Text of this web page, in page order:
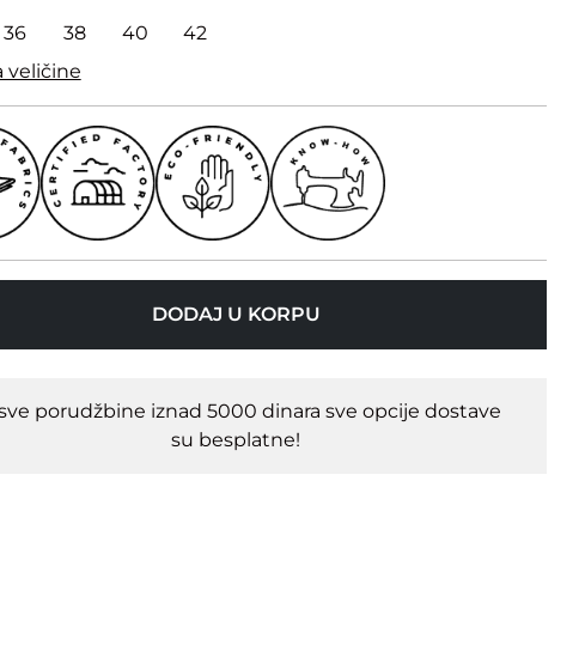
36 38 40
42
veličine
DODAJ U KORPU
porudžbine iznad 5000 dinara sve opcije dostave
su besplatne!